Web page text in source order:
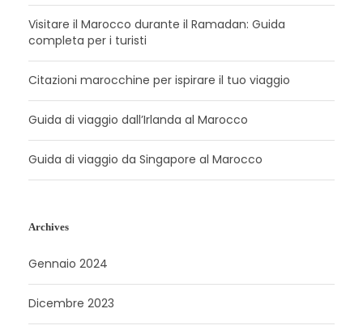
Visitare il Marocco durante il Ramadan: Guida
completa per i turisti
Citazioni marocchine per ispirare il tuo viaggio
Guida di viaggio dall’Irlanda al Marocco
Guida di viaggio da Singapore al Marocco
Archives
Gennaio 2024
Dicembre 2023